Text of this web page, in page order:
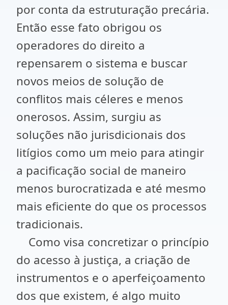
por conta da estruturação precária.
Então esse fato obrigou os
operadores do direito a
repensarem o sistema e buscar
novos meios de solução de
conflitos mais céleres e menos
onerosos. Assim, surgiu as
soluções não jurisdicionais dos
litígios como um meio para atingir
a pacificação social de maneiro
menos burocratizada e até mesmo
mais eficiente do que os processos
tradicionais.
Como visa concretizar o princípio
do acesso à justiça, a criação de
instrumentos e o aperfeiçoamento
dos que existem, é algo muito